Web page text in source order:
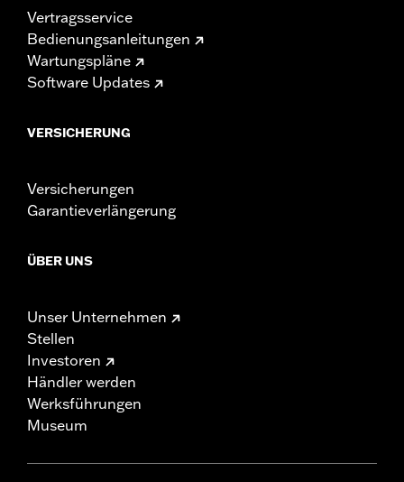
Vertragsservice
Bedienungsanleitungen
Wartungspläne
Software Updates
VERSICHERUNG
Versicherungen
Garantieverlängerung
ÜBER UNS
Unser Unternehmen
Stellen
Investoren
Händler werden
Werksführungen
Museum